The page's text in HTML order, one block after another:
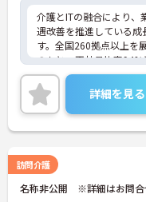
・清潔感と節度があれ
ないため、ご自身の個性
れます。
・月平均残業時間が少な
ュ休暇も取得できる環
きます。
【手厚い資格取得支援や
・勤務時間内で受講可
門性を磨けます。
設けられており、一つの
介護とITの融合により、
遇改善を推進している
す。全国260拠点以上を
のもと、正社員比率
構築しています。資格手
専門資格と成果が収入に
ます。夜勤なしの完全
し、日々の記録業務は
め、施設勤務特有の不
談で不安を解消できる
祉士の資格取得やサ責や
アップを目指す有資格者
詳細を見る
訪問介護
名称非公開 ※詳細はお問合